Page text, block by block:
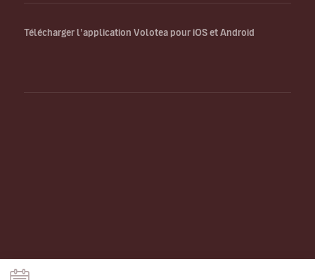
Télécharger l’application Volotea pour iOS et Android